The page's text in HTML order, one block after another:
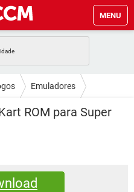
MENU
FACEBOOK
EXCEL
WHATSAPP
EXCEL
FACEBOOK
Emuladores
ROM para Super